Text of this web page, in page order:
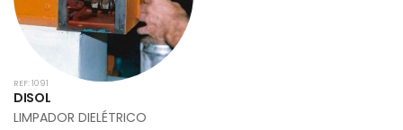
REF: 1091
DISOL
LIMPADOR DIELÉTRICO